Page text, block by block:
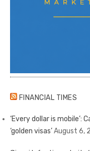
FINANCIAL TIMES
‘Every dollar is mobile’:
‘golden visas’August 6,